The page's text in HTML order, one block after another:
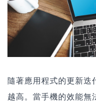
隨著應用程式的更新迭
越高。當手機的效能無